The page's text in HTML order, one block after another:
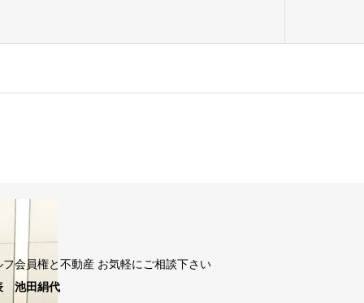
フ会員権と不動産 お気軽にご相談下さい
池田絹代